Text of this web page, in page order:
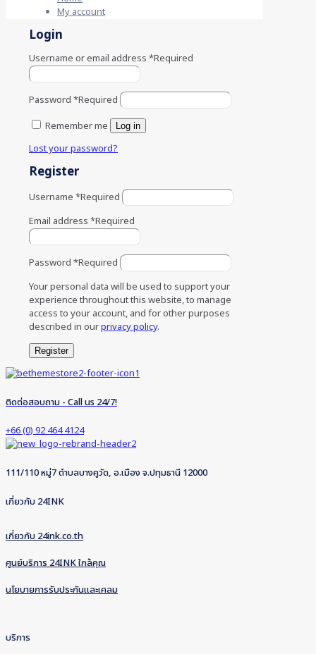
My account
Login
Username or email address *Required
Password *Required
Remember me
Log in
Lost your password?
Register
Username *Required
Email address *Required
Password *Required
Your personal data will be used to support your
experience throughout this website, to manage
access to your account, and for other purposes
described in ourprivacy policy.
Register
ติดต่อสอบถาม - Call us 24/7!
+66 (0) 92 464 4124
111/110 หมู่7 ตำบลบางคูวัด, อ.เมือง จ.ปทุมธานี 12000
เกี่ยวกับ 24INK
เกี่ยวกับ 24ink.co.th
ศูนย์บริการ 24INK ใกล้คุณ
นโยบายการรับประกันและเคลม
บริการ